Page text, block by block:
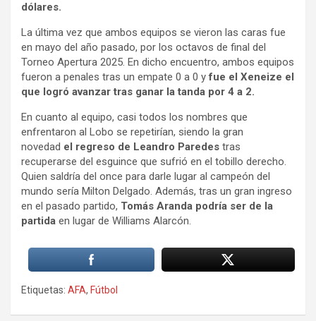
dólares.
La última vez que ambos equipos se vieron las caras fue
en mayo del año pasado, por los octavos de final del
Torneo Apertura 2025. En dicho encuentro, ambos equipos
fueron a penales tras un empate 0 a 0 yfue el Xeneize el
que logró avanzar tras ganar la tanda por 4 a 2.
En cuanto al equipo, casi todos los nombres que
enfrentaron al Lobo se repetirían, siendo la gran
novedad el regreso de Leandro Paredes tras
recuperarse del esguince que sufrió en el tobillo derecho.
Quien saldría del once para darle lugar al campeón del
mundo sería Milton Delgado. Además, tras un gran ingreso
en el pasado partido, Tomás Aranda podría ser de la
partida en lugar de Williams Alarcón.
Etiquetas: AFA, Fútbol